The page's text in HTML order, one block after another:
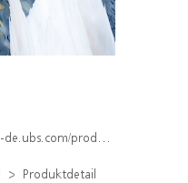
detail/index/isin/DE000WA7RZV3
Produktdetail